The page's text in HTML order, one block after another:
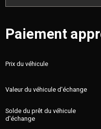
Paiement
Prix du véhicule
Valeur du véhicule d'échange
Solde du prêt du véhicule
d'échange